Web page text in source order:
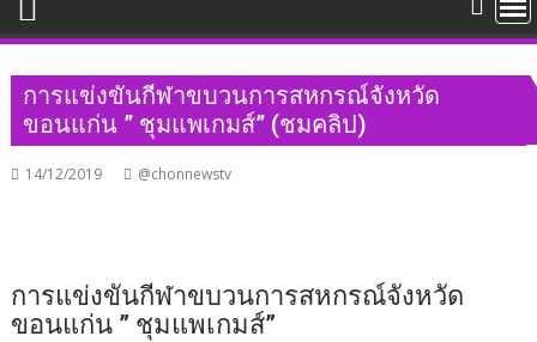
การแข่งขันกีฬาขบวนการสหกรณ์จังหวัด
ขอนแก่น ” ชุมแพเกมส์” (ชมคลิป)
14/12/2019 @chonnewstv
การแข่งขันกีฬาขบวนการสหกรณ์จังหวัด
ขอนแก่น ” ชุมแพเกมส์”